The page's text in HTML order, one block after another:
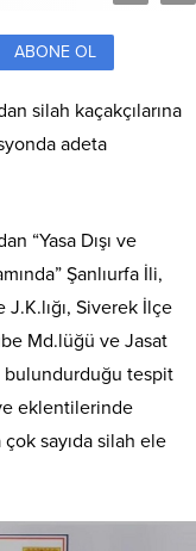
ABONE OL
silah kaçakçılarına
adeta
“Yasa Dışı ve
Şanlıurfa İli,
Siverek İlçe
Md.lüğü ve Jasat
bulundurduğu tespit
eklentilerinde
çok sayıda silah ele